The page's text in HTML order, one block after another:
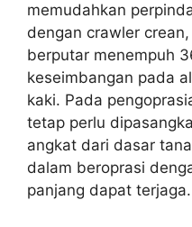
memudahkan
dengan crawler
berputar menempuh
keseimbangan pada
kaki. Pada
tetap perlu
angkat dari dasar
dalam beroprasi
panjang dapat terjaga.